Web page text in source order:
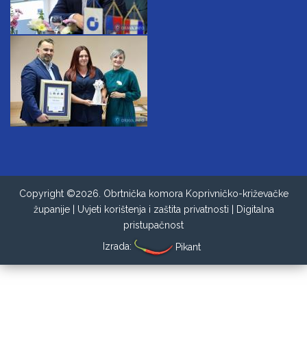
Copyright ©2026. Obrtnička komora Koprivničko-križevačke
županije | Uvjeti korištenja i zaštita privatnosti
Digitalna
pristupačnost
Izrada:
Pikant